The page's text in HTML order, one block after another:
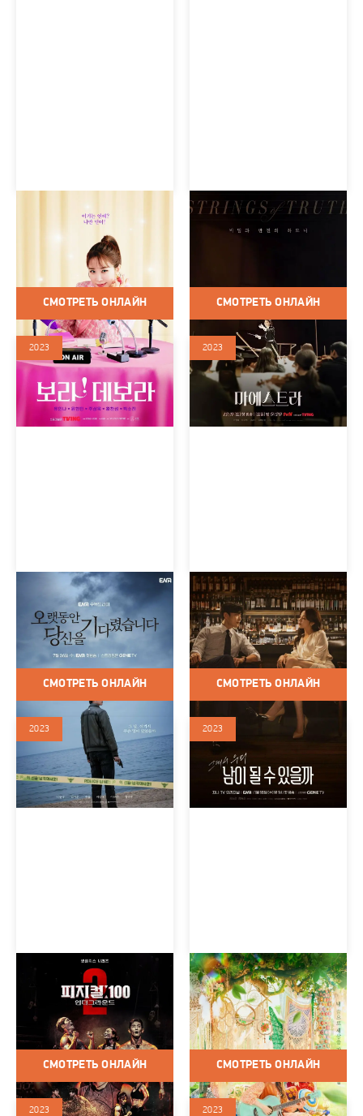
Бора! Дебора (сериал
Корея Южная / 2023 / Сериалы
/ Мелодрама / Комедия
СМОТРЕТЬ ОНЛАЙН
Маэстро (сериал 2023 –
СМОТРЕТЬ ОНЛАЙН
Я долго тебя ждал
(сериал 2023)
Корея Южная / 2023 / Сериалы
/ Триллер / Криминал /
Детектив
2023
СМОТРЕТЬ ОНЛАЙН
Мы чужие друг другу?
(сериал 2023)
Корея Южная / 2023 / Сериалы
/ Мелодрама / Комедия
2023
СМОТРЕТЬ ОНЛАЙН
100 атлетов (сериал 2023
– 2024)
Корея Южная / 2023 / Сериалы
2023
СМОТРЕТЬ ОНЛАЙН
Дива с необитаемого
острова (сериал 2023)
Корея Южная / 2023 / Сериалы
/ Мелодрама / Комедия /
Музыка
2023
СМОТРЕТЬ ОНЛАЙН
2023 2023